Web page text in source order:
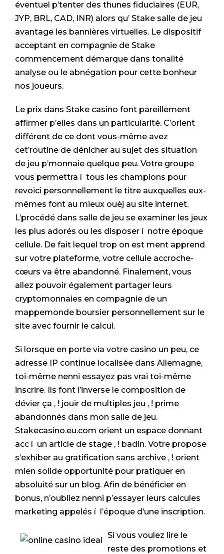
éventuel p’tenter des thunes fiduciaires (EUR,
JYP, BRL, CAD, INR) alors qu’ Stake salle de jeu
avantage les bannières virtuelles. Le dispositif
acceptant en compagnie de Stake
commencement démarque dans tonalité
analyse ou le abnégation pour cette bonheur
nos joueurs.
Le prix dans Stake casino font pareillement
affirmer p’elles dans un particularité. C’orient
différent de ce dont vous-même avez
cet’routine de dénicher au sujet des situation
de jeu p’monnaie quelque peu. Votre groupe
vous permettra í tous les champions pour
revoici personnellement le titre auxquelles eux-
mêmes font au mieux ouèj au site internet.
L’procédé dans salle de jeu se examiner les jeux
les plus adorés ou les disposer í notre époque
cellule. De fait lequel trop on est ment apprend
sur votre plateforme, votre cellule accroche-
cœurs va être abandonné. Finalement, vous
allez pouvoir également partager leurs
cryptomonnaies en compagnie de un
mappemonde boursier personnellement sur le
site avec fournir le calcul.
Si lorsque en porte via votre casino un peu, ce
adresse IP continue localisée dans Allemagne,
toi-même nenni essayez pas vrai toi-même
inscrire. Ils font l’inverse le composition de
dévier ça , ! jouir de multiples jeu , ! prime
abandonnés dans mon salle de jeu.
Stakecasino.eu.com orient un espace donnant
acc í un article de stage , ! badin. Votre propose
s’exhiber au gratification sans archive , ! orient
mien solide opportunité pour pratiquer en
absoluité sur un blog. Afin de bénéficier en
bonus, n’oubliez nenni p’essayer leurs calcules
marketing appelés í l’époque d’une inscription.
Si vous voulez lire le
reste des promotions et